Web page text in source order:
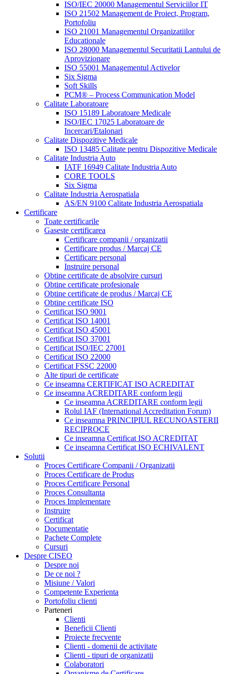
ISO/IEC 20000 Managementul Serviciilor IT
ISO 21502 Management de Proiect, Program,
Portofoliu
ISO 21001 Managementul Organizatiilor
Educationale
ISO 28000 Managementul Securitatii Lantului de
Aprovizionare
ISO 55001 Managementul Activelor
Six Sigma
Soft Skills
PCM® – Process Communication Model
Calitate Laboratoare
ISO 15189 Laboratoare Medicale
ISO/IEC 17025 Laboratoare de
Incercari/Etalonari
Calitate Dispozitive Medicale
ISO 13485 Calitate pentru Dispozitive Medicale
Calitate Industria Auto
IATF 16949 Calitate Industria Auto
CORE TOOLS
Six Sigma
Calitate Industria Aerospatiala
AS/EN 9100 Calitate Industria Aerospatiala
Certificare
Toate certificarile
Gaseste certificarea
Certificare companii / organizatii
Certificare produs / Marcaj CE
Certificare personal
Instruire personal
Obtine certificate de absolvire cursuri
Obtine certificate profesionale
Obtine certificate de produs / Marcaj CE
Obtine certificate ISO
Certificat ISO 9001
Certificat ISO 14001
Certificat ISO 45001
Certificat ISO 37001
Certificat ISO/IEC 27001
Certificat ISO 22000
Certificat FSSC 22000
Alte tipuri de certificate
Ce inseamna CERTIFICAT ISO ACREDITAT
Ce inseamna ACREDITARE conform legii
Ce inseamna ACREDITARE conform legii
Rolul IAF (International Accreditation Forum)
Ce inseamna PRINCIPIUL RECUNOASTERII
RECIPROCE
Ce inseamna Certificat ISO ACREDITAT
Ce inseamna Certificat ISO ECHIVALENT
Solutii
Proces Certificare Companii / Organizatii
Proces Certificare de Produs
Proces Certificare Personal
Proces Consultanta
Proces Implementare
Instruire
Certificat
Documentatie
Pachete Complete
Cursuri
Despre CISEO
Despre noi
De ce noi ?
Misiune / Valori
Competente Experienta
Portofoliu clienti
Parteneri
Clienti
Beneficii Clienti
Proiecte frecvente
Clienti - domenii de activitate
Clienti - tipuri de organizatii
Colaboratori